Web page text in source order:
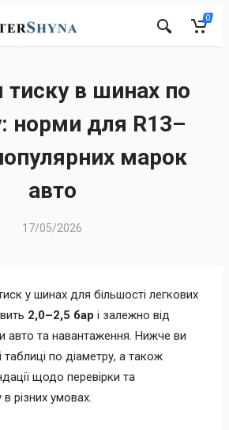
0
тиску в шинах по
норми для R13–
марок
авто
17/05/2026
у шинах для більшості легкових
2,0–2,5 бар і залежно від
авто та навантаження. Нижче ви
таблиці по діаметру, а також
щодо перевірки та
різних умовах.